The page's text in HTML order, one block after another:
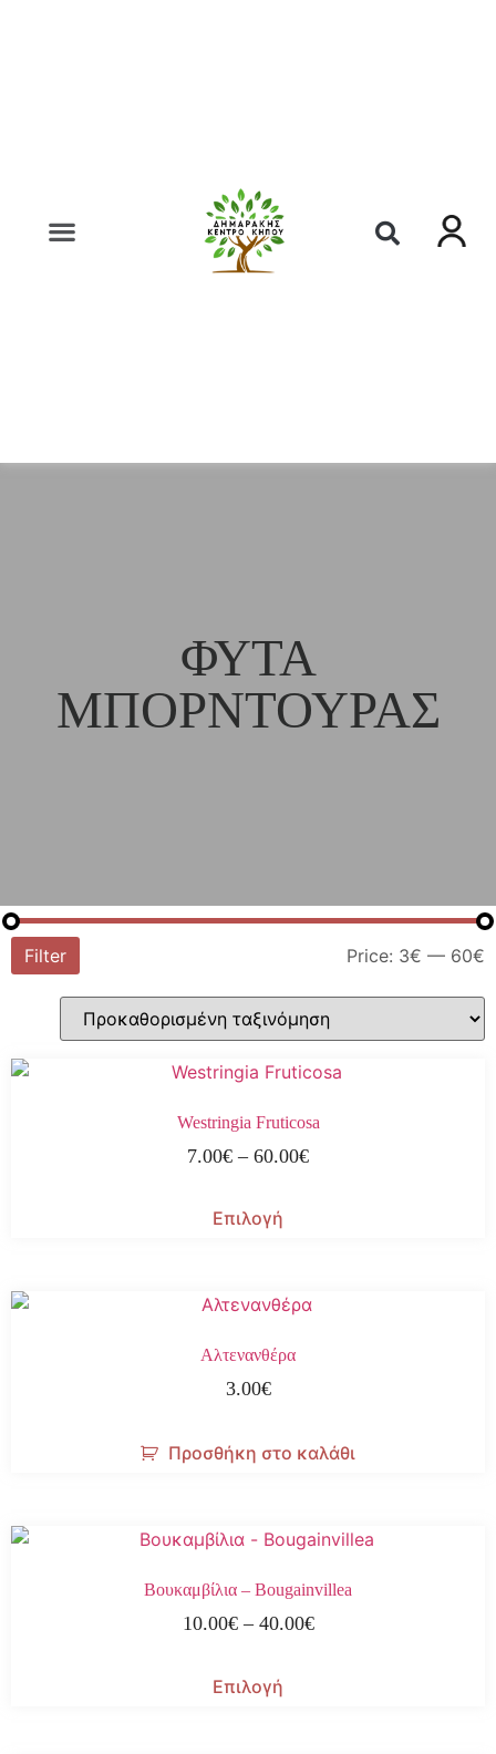
ΦΥΤΑ
ΜΠΟΡΝΤΟΥΡΑΣ
Filter Price: 3€ — 60€
Westringia Fruticosa
7.00€ – 60.00€
Επιλογή
Αλτενανθέρα
3.00€
Προσθήκη στο καλάθι
Βουκαμβίλια – Bougainvillea
10.00€ – 40.00€
Επιλογή